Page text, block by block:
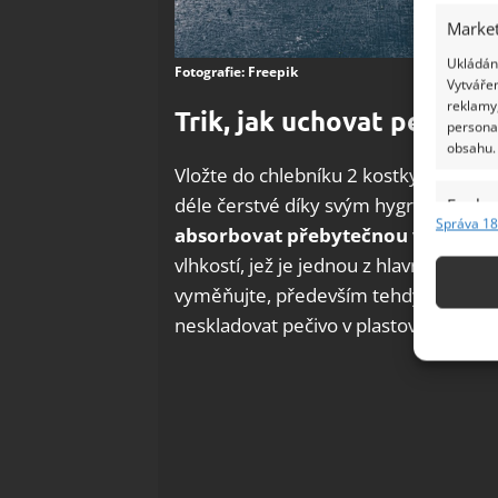
obsahu.
Funkce
Správa
Fotografie: Freepik
Trik, jak uchovat pečivo
Vložte do chlebníku 2 kostky cukru,
déle čerstvé díky svým
absorbovat přebytečnou vlhkost
vlhkostí, jež je jednou z hlavních
vyměňujte, především tehdy, když
neskladovat pečivo v plastových